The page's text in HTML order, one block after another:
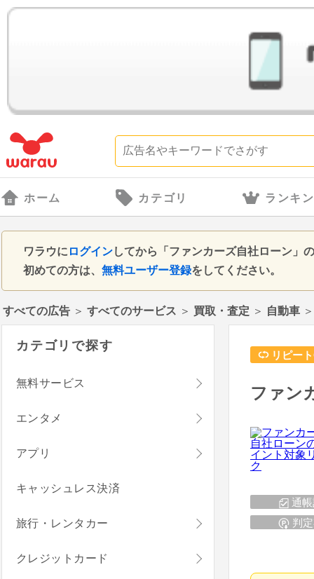
ホーム カテゴリ ランキ
ワラウに ログインしてから「ファンカーズ自社ローン」
初めての方は、 無料ユーザー登録をしてください。
すべての広告 ＞ すべてのサービス ＞ 買取・査定 ＞ 自動車
リピー
ファン
通
判
カテゴリで探す
無料サービス
エンタメ
アプリ
キャッシュレス決済
旅行・レンタカー
クレジットカード